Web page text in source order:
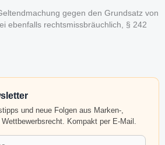
gegen den Grundsatz von
ebenfalls rechtsmissbräuchlich, § 242
und neue Folgen aus Marken-,
Kompakt per E-Mail.